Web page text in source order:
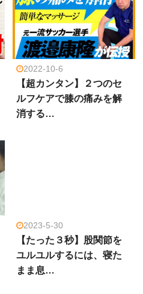
2022-10-6
【超カンタン】２つのセ
ルフケアで膝の痛みを解
消する…
2023-5-30
【たった３秒】股関節を
ユルユルするには、寝た
まま息…